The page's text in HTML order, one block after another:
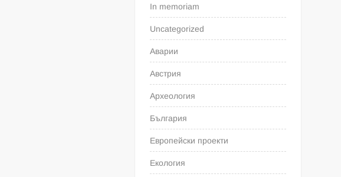
In memoriam
Uncategorized
Аварии
Австрия
Археология
България
Европейски проекти
Екология